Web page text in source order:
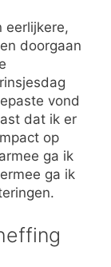
eerlijkere,
doorgaan
vond
dat ik er
op
ga ik
ga ik